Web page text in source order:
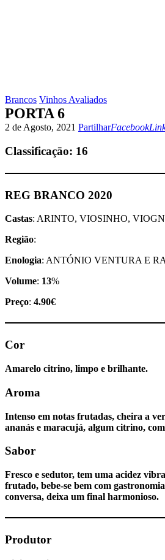
Brancos Vinhos Avaliados
PORTA 6
2 de Agosto, 2021 PartilharFacebook
Facebook
Classificaçāo: 16
REG BRANCO 2020
Castas: ARINTO, VIOSINHO,
Região:
Enologia: ANTÓNIO VENTURA E
Volume: 13%
Preço: 4.90€
Cor
Amarelo citrino, limpo e brilhante.
Aroma
Intenso em notas frutadas, cheira a
ananás e maracujá, algum citrino,
Sabor
Fresco e sedutor, tem uma acidez
frutado, bebe-se bem com
conversa, deixa um final harmonioso.
Produtor